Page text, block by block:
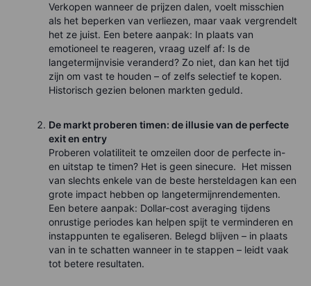
Verkopen wanneer de prijzen dalen, voelt misschien
als het beperken van verliezen, maar vaak vergrendelt
het ze juist. Een betere aanpak: In plaats van
emotioneel te reageren, vraag uzelf af: Is de
langetermijnvisie veranderd? Zo niet, dan kan het tijd
zijn om vast te houden – of zelfs selectief te kopen.
Historisch gezien belonen markten geduld.
De markt proberen timen: de illusie van de perfecte
exit en entry
Proberen volatiliteit te omzeilen door de perfecte in-
en uitstap te timen? Het is geen sinecure. Het missen
van slechts enkele van de beste hersteldagen kan een
grote impact hebben op langetermijnrendementen.
Een betere aanpak: Dollar-cost averaging tijdens
onrustige periodes kan helpen spijt te verminderen en
instappunten te egaliseren. Belegd blijven – in plaats
van in te schatten wanneer in te stappen – leidt vaak
tot betere resultaten.